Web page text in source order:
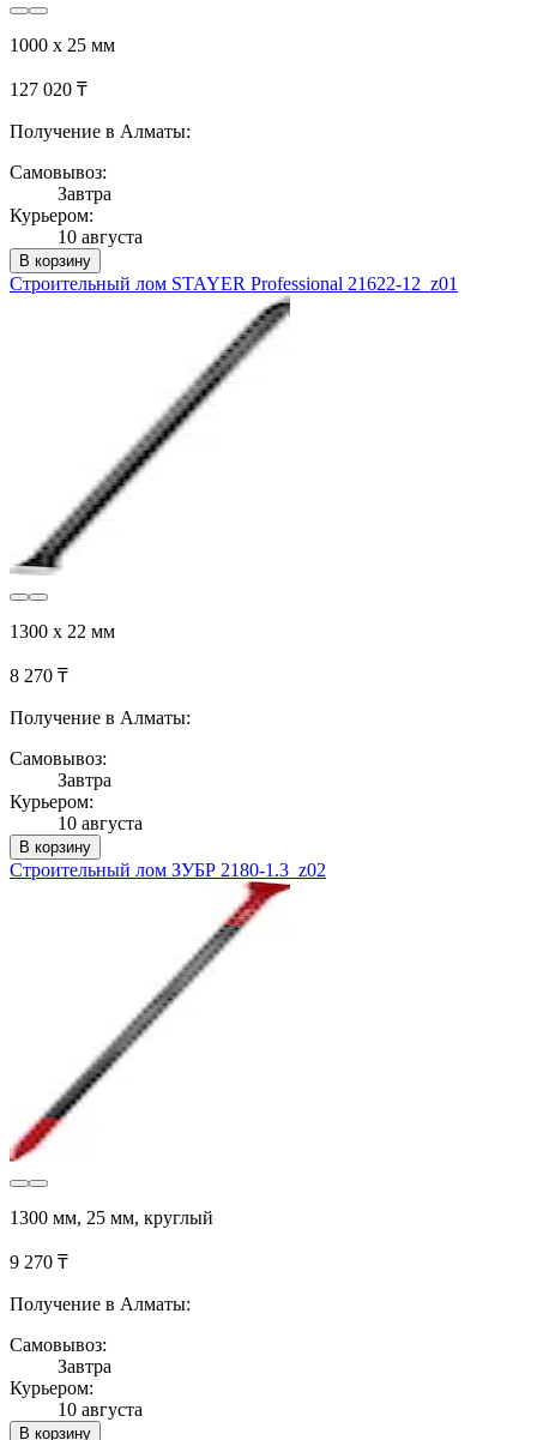
1000 х 25 мм
127 020 ₸
Получение в Алматы:
Самовывоз:
Завтра
Курьером:
10 августа
В корзину
Строительный лом STAYER Professional 21622-12_z01
1300 х 22 мм
8 270 ₸
Получение в Алматы:
Самовывоз:
Завтра
Курьером:
10 августа
В корзину
Строительный лом ЗУБР 2180-1.3_z02
1300 мм, 25 мм, круглый
9 270 ₸
Получение в Алматы:
Самовывоз:
Завтра
Курьером:
10 августа
В корзину